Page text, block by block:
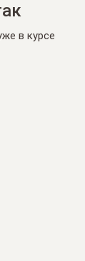
в курсе